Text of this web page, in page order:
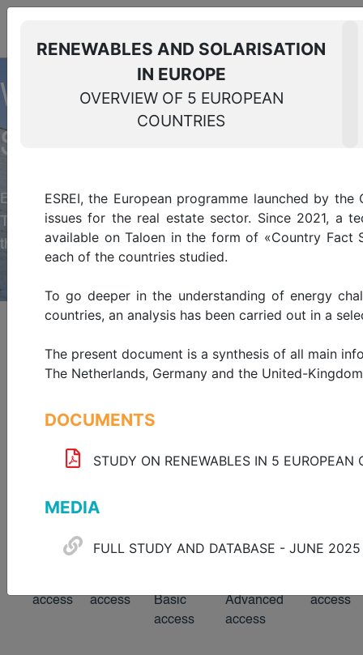
ESTATERESOURCE CENTER
Log in
WELCOME TO THE
SUSTAINABLE REAL
Barometers, prospective studies, regulatory
The Green Building Observatory provides
thus accelerate the sector's ecological transition.
691 resources match your search
access
access
Basic
access
Advanced
access
access
RENEWABLES AND SOLARISATION
IN EUROPE
OVERVIEW OF 5 EUROPEAN
COUNTRIES
ESREI, the European programme launched by
issues for the real estate sector. Since 2021, a
available on Taloen in the form of «Country
each of the countries studied.
To go deeper in the understanding of energy
countries, an analysis has been carried out in a
The present document is a synthesis of all main
The Netherlands, Germany and the United-
DOCUMENTS
STUDY ON RENEWABLES IN 5 EUROPEAN
MEDIA
FULL STUDY AND DATABASE - JUNE 2025